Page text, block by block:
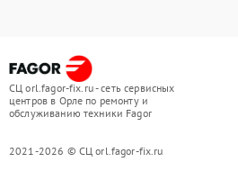
СЦ orl.fagor-fix.ru - сеть сервисных
центров в Орле по ремонту и
обслуживанию техники Fagor
2021-2026 © СЦ orl.fagor-fix.ru